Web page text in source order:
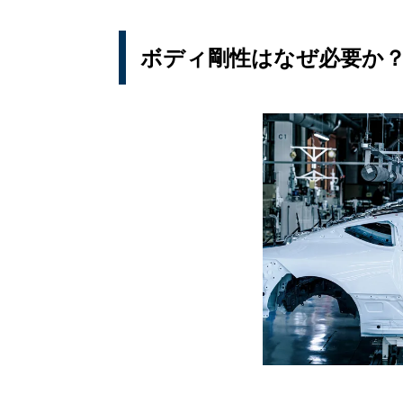
ボディ剛性はなぜ必要か？